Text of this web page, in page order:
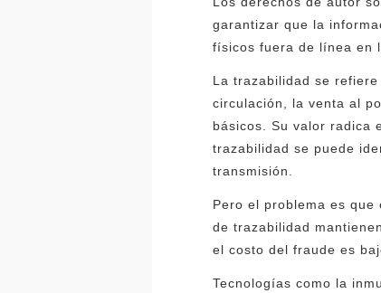
garantizar que la
físicos fuera de línea en
La trazabilidad se
circulación, la venta al
básicos. Su valor radica
trazabilidad se puede
transmisión.
Pero el problema es
de trazabilidad
el costo del fraude es
Tecnologías como la